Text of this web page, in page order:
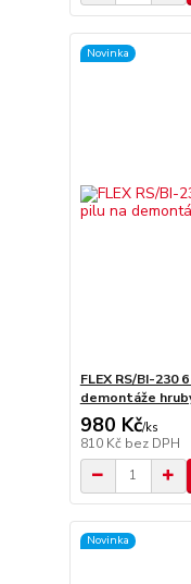
Novinka
FLEX RS/BI-230
demontáže
980 Kč/ks
810 Kč bez DPH
Novinka